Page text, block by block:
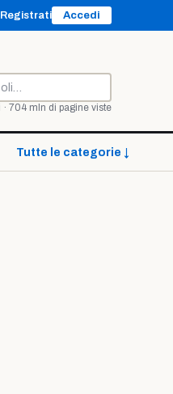
Registrati Accedi
704 mln di pagine viste
Tutte le categorie ↓